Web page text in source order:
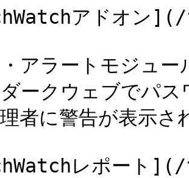
アドオン](/
アラートモジュ
ークウェブでパ
者に警告が表示さ
レポート